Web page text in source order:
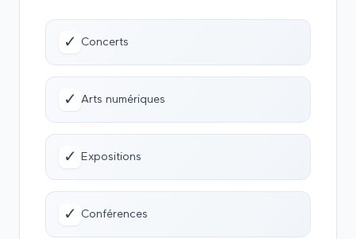
✓ Concerts
✓ Arts numériques
✓ Expositions
✓ Conférences